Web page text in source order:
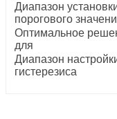
Диапазон
порогового
Оптимальное
для
Диапазон
гистерезиса